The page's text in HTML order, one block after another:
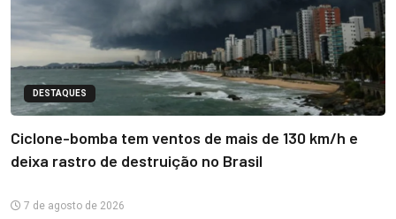
DESTAQUES
Ciclone-bomba tem ventos de mais de 130 km/h e
deixa rastro de destruição no Brasil
7 de agosto de 2026